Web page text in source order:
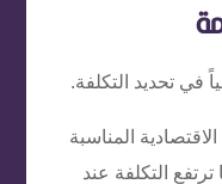
في تحديد التكلفة.
المناسبة
التكلفة عند